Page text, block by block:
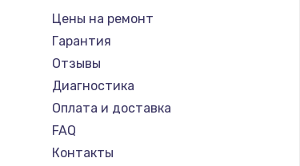
Цены на ремонт
Гарантия
Отзывы
Диагностика
Оплата и доставка
FAQ
Контакты